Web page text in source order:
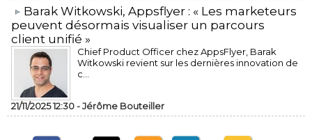
​Barak Witkowski, Appsflyer : « Les marketeurs
peuvent désormais visualiser un parcours
client unifié »
Chief Product Officer chez AppsFlyer, ​Barak
Witkowski revient sur les dernières innovation de
c...
21/11/2025 12:30 -Jérôme Bouteiller